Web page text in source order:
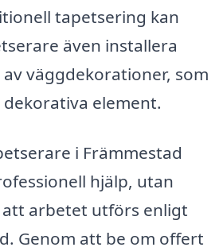
tapetsering kan
även installera
väggdekorationer, som
element.
i Främmestad
hjälp, utan
arbetet utförs enligt
Genom att be om offert